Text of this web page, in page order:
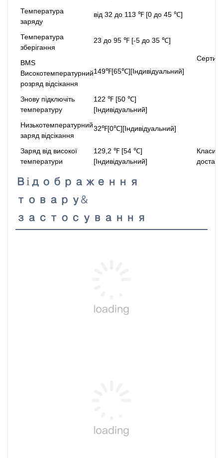
Температура
заряду
від 32 до 113 ℉ [0 до 45 ℃]
Температура
зберігання
23 до 95 ℉ [-5 до 35 ℃]
BMS
Високотемпературний
розряд відсікання
149℉[65℃][Індивідуальний]
Знову підключіть
температуру
122 ℉ [50 ℃]
[Індивідуальний]
Низькотемпературний
заряд відсікання
32℉[0℃][Індивідуальний]
Заряд від високої
температури
129,2 ℉ [54 ℃]
[Індивідуальний]
Відображення
товару&
застосування